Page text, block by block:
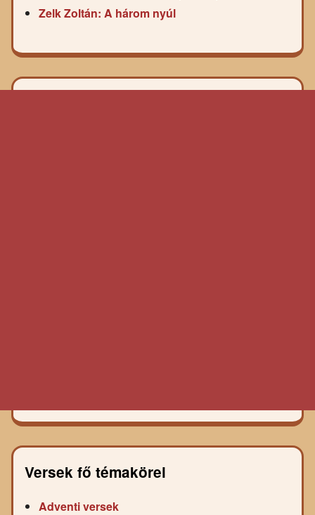
Zelk Zoltán: A három nyúl
Versek fő témakörei
Adventi versek